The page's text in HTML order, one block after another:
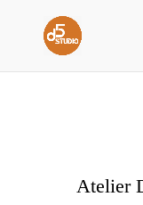
Atelier